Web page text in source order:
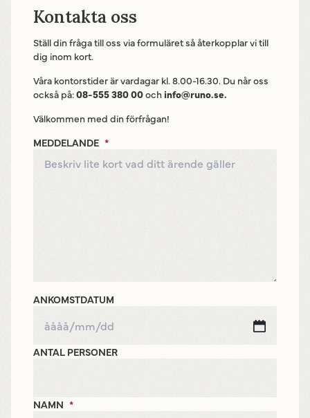
Kontakta oss
Ställ din fråga till oss via formuläret så återkopplar vi till
dig inom kort.
Våra kontorstider är vardagar kl. 8.00-16.30. Du når oss
också på:08-555 380 00och info@runo.se.
Välkommen med din förfrågan!
MEDDELANDE *
ANKOMSTDATUM
ANTAL PERSONER
NAMN *